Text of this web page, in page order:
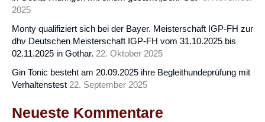
2025
Monty qualifiziert sich bei der Bayer. Meisterschaft IGP-FH zur
dhv Deutschen Meisterschaft IGP-FH vom 31.10.2025 bis
02.11.2025 in Gothar. 22. Oktober 2025
Gin Tonic besteht am 20.09.2025 ihre Begleithundeprüfung mit
Verhaltenstest 22. September 2025
Neueste Kommentare